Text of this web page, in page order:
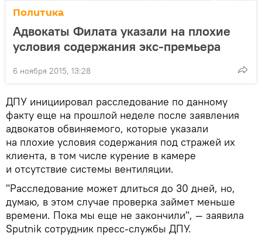
Политика
Адвокаты Филата указали на плохие
условия содержания экс-премьера
6 ноября 2015, 13:28
ДПУ инициировал расследование по данному
факту еще на прошлой неделе после заявления
адвокатов обвиняемого, которые указали
на плохие условия содержания под стражей их
клиента, в том числе курение в камере
и отсутствие системы вентиляции.
"Расследование может длиться до 30 дней, но,
думаю, в этом случае проверка займет меньше
времени. Пока мы еще не закончили", — заявила
Sputnik сотрудник пресс-службы ДПУ.